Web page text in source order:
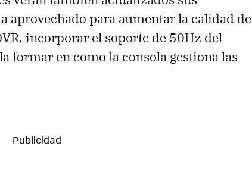
aprovechado para aumentar la calidad de
incorporar el soporte de 50Hz del
formar en como la consola gestiona las